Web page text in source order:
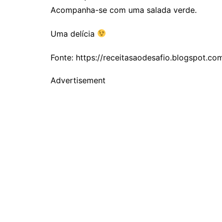
Acompanha-se com uma salada verde.
Uma delícia
Fonte: https://
Advertisement